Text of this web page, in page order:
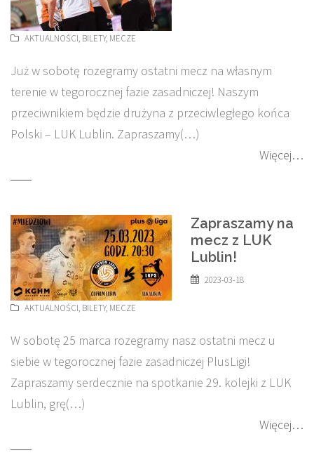
AKTUALNOŚCI, BILETY, MECZE
Już w sobotę rozegramy ostatni mecz na własnym
terenie w tegorocznej fazie zasadniczej! Naszym
przeciwnikiem będzie drużyna z przeciwległego końca
Polski – LUK Lublin. Zapraszamy(…)
Więcej…
Zapraszamy na
mecz z LUK
Lublin!
2023-03-18
AKTUALNOŚCI, BILETY, MECZE
W sobotę 25 marca rozegramy nasz ostatni mecz u
siebie w tegorocznej fazie zasadniczej PlusLigi!
Zapraszamy serdecznie na spotkanie 29. kolejki z LUK
Lublin, grę(…)
Więcej…